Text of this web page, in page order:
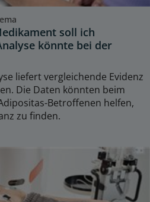
soll ich
könnte bei der
liefert vergleichende Evidenz
Die Daten könnten beim
Betroffenen helfen,
zu finden.